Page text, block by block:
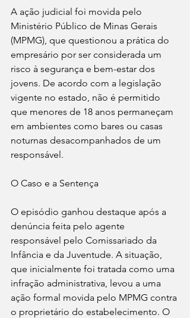
A ação judicial foi movida pelo
Ministério Público de Minas Gerais
(MPMG), que questionou a prática do
empresário por ser considerada um
risco à segurança e bem-estar dos
jovens. De acordo com a legislação
vigente no estado, não é permitido
que menores de 18 anos permaneçam
em ambientes como bares ou casas
noturnas desacompanhados de um
responsável.
O Caso e a Sentença
O episódio ganhou destaque após a
denúncia feita pelo agente
responsável pelo Comissariado da
Infância e da Juventude. A situação,
que inicialmente foi tratada como uma
infração administrativa, levou a uma
ação formal movida pelo MPMG contra
o proprietário do estabelecimento. O